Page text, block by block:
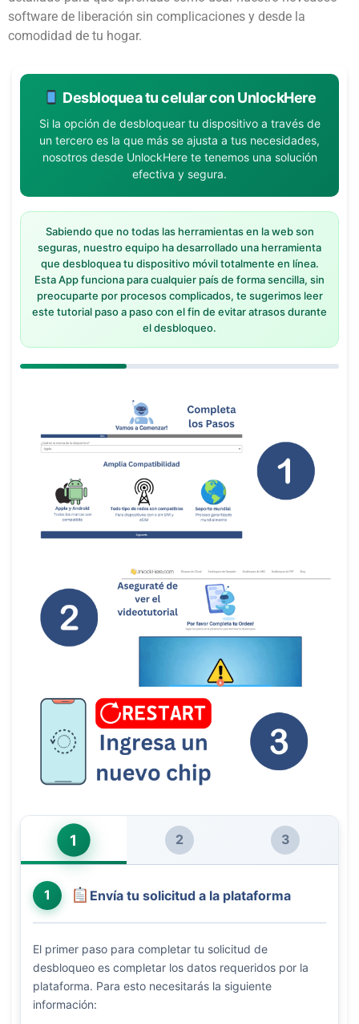
software de liberación sin complicaciones y desde la
comodidad de tu hogar.
Desbloquea tu celular con UnlockHere
Si la opción de desbloquear tu dispositivo a través de
un tercero es la que más se ajusta a tus necesidades,
nosotros desde UnlockHere te tenemos una solución
efectiva y segura.
Sabiendo que no todas las herramientas en la web son
seguras, nuestro equipo ha desarrollado una herramienta
que desbloquea tu dispositivo móvil totalmente en línea.
Esta App funciona para cualquier país de forma sencilla, sin
preocuparte por procesos complicados, te sugerimos leer
este tutorial paso a paso con el fin de evitar atrasos durante
el desbloqueo.
1 2 3
1 Envía tu solicitud a la plataforma
El primer paso para completar tu solicitud de
desbloqueo es completar los datos requeridos por la
plataforma. Para esto necesitarás la siguiente
información: